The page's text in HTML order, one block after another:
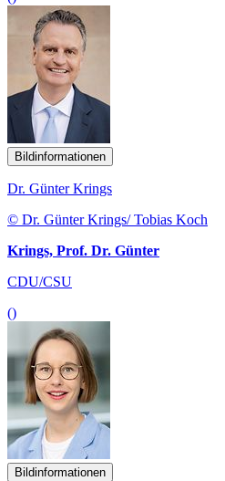
Bildinformationen
Dr. Günter Krings
© Dr. Günter Krings/ Tobias Koch
Krings, Prof. Dr. Günter
CDU/CSU
()
Bildinformationen